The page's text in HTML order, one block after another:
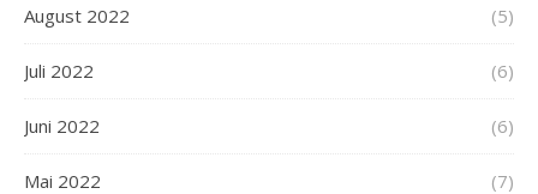
August 2022 (5)
Juli 2022 (6)
Juni 2022 (6)
Mai 2022 (7)